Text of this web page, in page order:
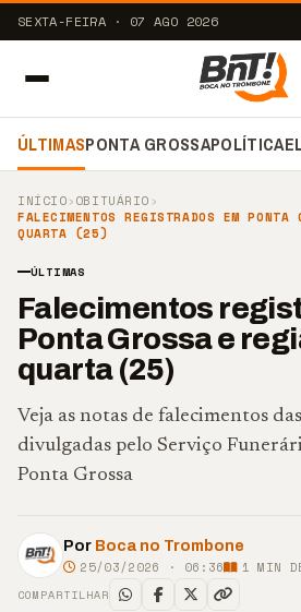
SEXTA-FEIRA · 07 AGO 2026
ÚLTIMASPONTA GROSSAPOLÍTICA
INÍCIO›OBITUÁRIO ›
FALECIMENTOS REGISTRADOS EM PONTA
QUARTA (25)
ÚLTIMAS
Falecimentos
Ponta Grossa e
quarta (25)
Veja as notas de falecimentos
divulgadas pelo Serviço
Ponta Grossa
Por Boca no Trombone
25/03/2026 · 06:36 1 MIN
COMPARTILHAR